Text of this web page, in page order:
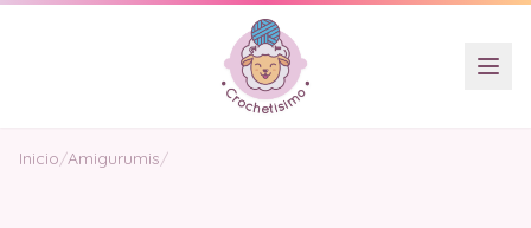
Inicio/Amigurumis/